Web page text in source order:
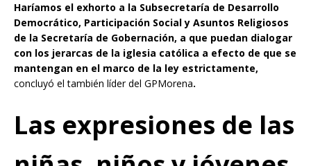
Haríamos el exhorto a la Subsecretaría de Desarrollo
Democrático, Participación Social y Asuntos Religiosos
de la Secretaría de Gobernación, a que puedan dialogar
con los jerarcas de la iglesia católica a efecto de que se
mantengan en el marco de la ley estrictamente,
concluyó el también líder del GPMorena.
Las expresiones de las